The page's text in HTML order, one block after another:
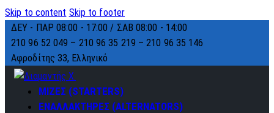
Skip to content Skip to footer
ΔΕΥ - ΠΑΡ 08:00 - 17:00 / ΣΑΒ 08:00 - 14:00
210 96 52 049 – 210 96 35 219 –210 96 35 146
Αφροδίτης 33, Ελληνικό
ΜΙΖΕΣ (STARTERS)
ΕΝΑΛΛΑΚΤΗΡΕΣ (ALTERNATORS)